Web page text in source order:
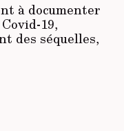
à documenter
19,
des séquelles,